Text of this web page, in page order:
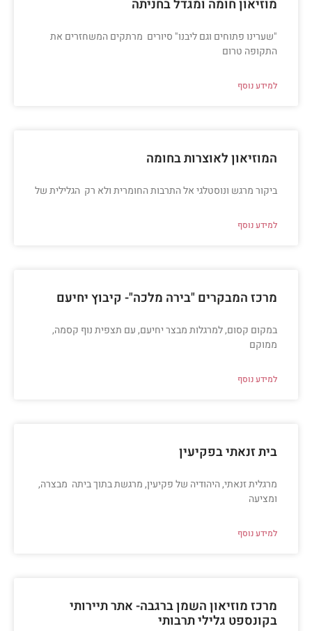
מוזיאון חומה ומגדל בחניתה
"שערינו פתוחים וגם ליבנו" סיורים מרתקים המשחזרים את
התקופה טרום
למידע נוסף
המוזיאון לאוצרות בחומה
ביקור מרגש ונוסטלגי אל התרבות החומרית ולא רק הגלילית של
למידע נוסף
מרכז המבקרים "בירה מלכה"- קיבוץ יחיעם
במקום קסום, למרגלות מבצר יחיעם, עם תצפית נוף קסמה,
ממוקם
למידע נוסף
בית זנאתי בפקיעין
מרגלית זנאתי, היהודיה של פקיעין, מרגשת בתוך ביתה מבצרה,
ומציעה
למידע נוסף
מרכז מוזיאון השמן ברגבה- אתר תיירותי
בקונספט גלילי תרבותי